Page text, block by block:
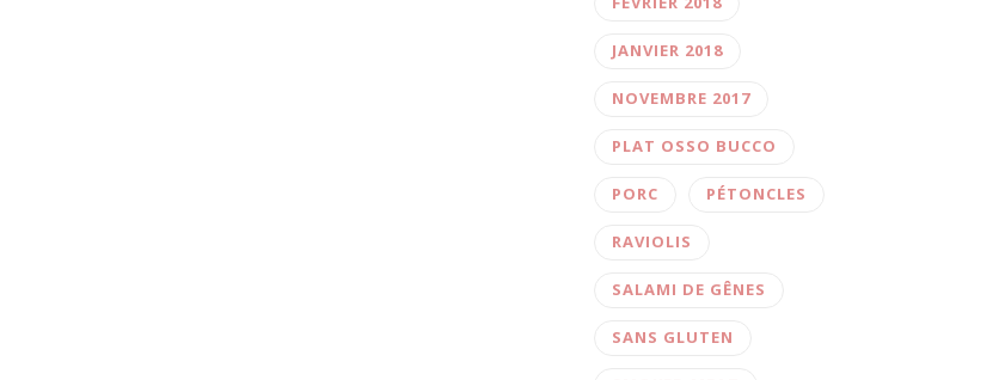
JANVIER 2018
NOVEMBRE 2017
PLAT OSSO BUCCO
PORC PÉTONCLES
RAVIOLIS
SALAMI DE GÊNES
SANS GLUTEN